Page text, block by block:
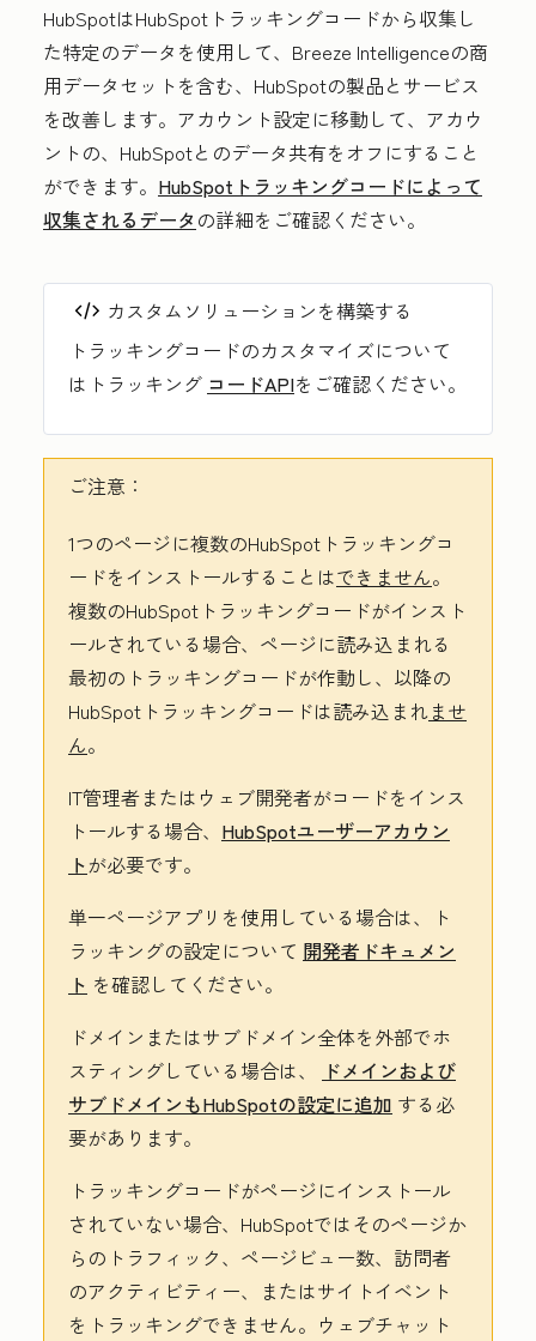
HubSpotはHubSpotトラッキングコードから収集し
た特定のデータを使用して、Breeze Intelligenceの商
用データセットを含む、HubSpotの製品とサービス
を改善します。アカウント設定に移動して、アカウ
ントの、HubSpotとのデータ共有をオフにすること
ができます。 HubSpotトラッキングコードによって
収集されるデータ の詳細をご確認ください。
カスタムソリューションを構築する
トラッキングコードのカスタマイズについて
はトラッキング コードAPIをご確認ください。
ご注意：
1つのページに複数のHubSpotトラッキングコ
ードをインストールすることはできません。
複数のHubSpotトラッキングコードがインスト
ールされている場合、ページに読み込まれる
最初のトラッキングコードが作動し、以降の
HubSpotトラッキングコードは読み込まれませ
ん。
IT管理者またはウェブ開発者がコードをインス
トールする場合、 HubSpotユーザーアカウン
トが必要です。
単一ページアプリを使用している場合は、ト
ラッキングの設定について 開発者ドキュメン
ト を確認してください。
ドメインまたはサブドメイン全体を外部でホ
スティングしている場合は、
ドメインおよび
サブドメインもHubSpotの設定に追加 する必
要があります。
トラッキングコードがページにインストール
されていない場合、HubSpotではそのページか
らのトラフィック、ページビュー数、訪問者
のアクティビティー、またはサイトイベント
をトラッキングできません。ウェブチャット